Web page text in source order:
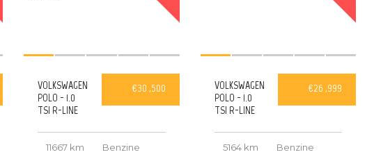
€30 ,500
VOLKSWAGEN
POLO - 1.0
TSI R-LINE
11667 km
Benzine
€26 ,999
VOLKSWAGEN
POLO - 1.0
TSI R-LINE
5164 km
Benzine